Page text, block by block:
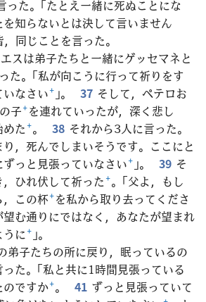
った。「たとえ一緒に死ぬことにな
知らないとは決して言いません
，同じことを言った。
スは弟子たちと一緒にゲッセマネと
た。「私が向こうに行って祈りをす
なさい+ 」。 37 そして，ペテロお
子+を連れていったが，深く悲し
た+。 38 それから3人に言った。
り，死んでしまいそうです。ここにと
っと見張っていなさい+ 」。 39 そ
ひれ伏して祈った+。「父よ，もし
この杯+を私から取り去ってくださ
む通りにではなく，あなたが望まれ
に+ 」。
弟子たちの所に戻り，眠っているの
た。「私と共に1時間見張っている
のですか+。 41 ずっと見張っていて